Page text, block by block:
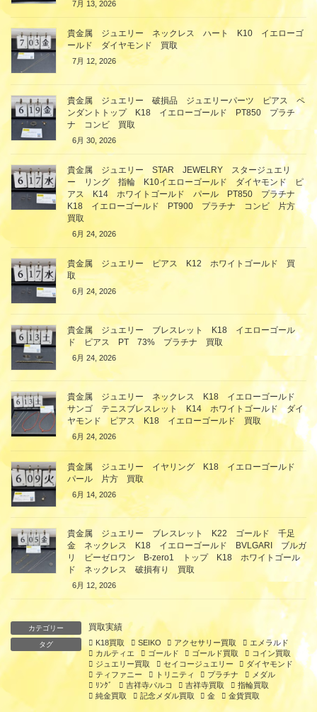
7月 13, 2026
貴金属 ジュエリー ネックレス ハート K10 イエローゴ
ールド ダイヤモンド 買取
7月 12, 2026
貴金属 ジュエリー 破損品 ジュエリーパーツ ピアス ペ
ンダントトップ K18 イエローゴールド PT850 プラチ
ナ コンビ 買取
6月 30, 2026
貴金属 ジュエリー STAR JEWELRY スタージュエリ
ー リング 指輪 K10イエローゴールド ダイヤモンド ピ
アス K14 ホワイトゴールド パール PT850 プラチナ
K18 イエローゴールド PT900 プラチナ コンビ 片方
買取
6月 24, 2026
貴金属 ジュエリー ピアス K12 ホワイトゴールド 買
取
6月 24, 2026
貴金属 ジュエリー ブレスレット K18 イエローゴール
ド ピアス PT 73% プラチナ 買取
6月 24, 2026
貴金属 ジュエリー ネックレス K18 イエローゴールド
サンゴ テニスブレスレット K14 ホワイトゴールド ダイ
ヤモンド ピアス K18 イエローゴールド 買取
6月 24, 2026
貴金属 ジュエリー イヤリング K18 イエローゴールド
パール 片方 買取
6月 14, 2026
貴金属 ジュエリー ブレスレット K22 ゴールド 千足
金 ネックレス K18 イエローゴールド BVLGARI ブルガ
リ ビーゼロワン B-zero1 トップ K18 ホワイトゴール
ド ネックレス 破損有り 買取
6月 12, 2026
カテゴリー 買取実績
タグ K18買取 SEIKO アクセサリー買取
エメラルド
カルティエ
ゴールド ゴールド買取
コイン買取
ジュエリー買取
セイコージュエリー
ダイヤモンド
ティファニー
トリニティ プラチナ
メダル
ﾘﾝｸﾞ
吉祥寺パルコ 吉祥寺買取
指輪買取
純金買取
記念メダル買取 金 金貨買取